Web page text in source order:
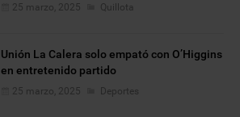
25 marzo, 2025 Quillota
Unión La Calera solo empató con O’Higgins
en entretenido partido
25 marzo, 2025 Deportes